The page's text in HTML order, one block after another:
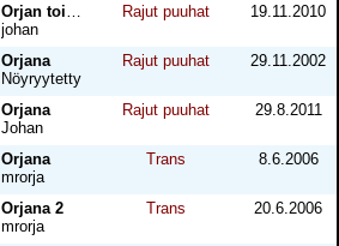
johan
Rajut puuhat 19.11.2010
Orjana
Nöyryytetty
Rajut puuhat 29.11.2002
Orjana
Johan
Rajut puuhat 29.8.2011
Orjana
mrorja
Trans 8.6.2006
Orjana 2
mrorja
Trans 20.6.2006